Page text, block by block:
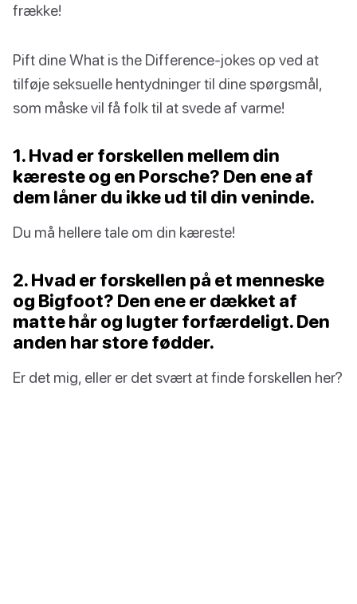
frække!
Pift dine What is the Difference-jokes op ved at
tilføje seksuelle hentydninger til dine spørgsmål,
som måske vil få folk til at svede af varme!
1. Hvad er forskellen mellem din
kæreste og en Porsche? Den ene af
dem låner du ikke ud til din veninde.
Du må hellere tale om din kæreste!
2. Hvad er forskellen på et menneske
og Bigfoot? Den ene er dækket af
matte hår og lugter forfærdeligt. Den
anden har store fødder.
Er det mig, eller er det svært at finde forskellen her?